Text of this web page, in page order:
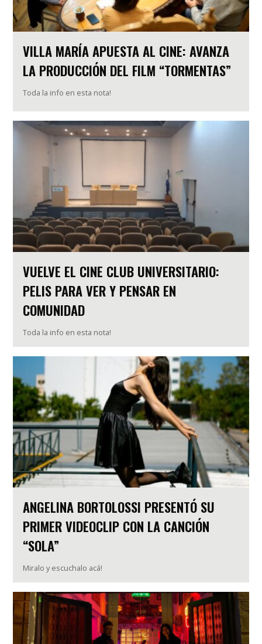
VILLA MARÍA APUESTA AL CINE: AVANZA
LA PRODUCCIÓN DEL FILM “TORMENTAS”
Toda la info en esta nota!
VUELVE EL CINE CLUB UNIVERSITARIO:
PELIS PARA VER Y PENSAR EN
COMUNIDAD
Toda la info en esta nota!
ANGELINA BORTOLOSSI PRESENTÓ SU
PRIMER VIDEOCLIP CON LA CANCIÓN
“SOLA”
Miralo y escuchalo acá!